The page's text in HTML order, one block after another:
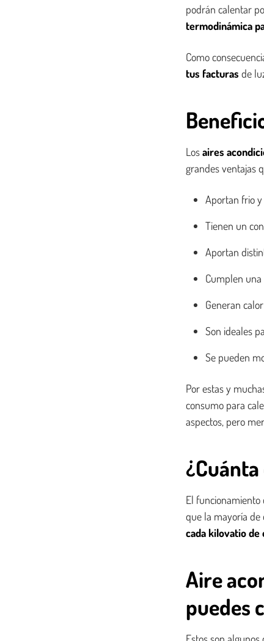
podrán calentar
termodinámica
Como
tus facturas de
Losaires
grandes ventajas
Aportan frio y
Tienen un
Aportan
Cumplen
Generan
Son ideales
Se pueden
Por estas y
consumo para
aspectos, pero
El
que la mayoría de
cada kilovatio de
Aire
puedes
Estos son